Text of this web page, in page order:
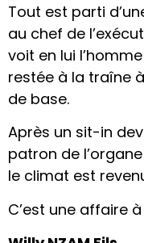
Tout est parti
au chef de
voit en lui
restée à la traîne
de base.
Après un sit-in
patron de
le climat est
C’est une affaire